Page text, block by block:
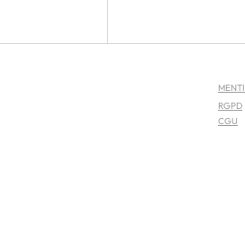
RGPD
CGU